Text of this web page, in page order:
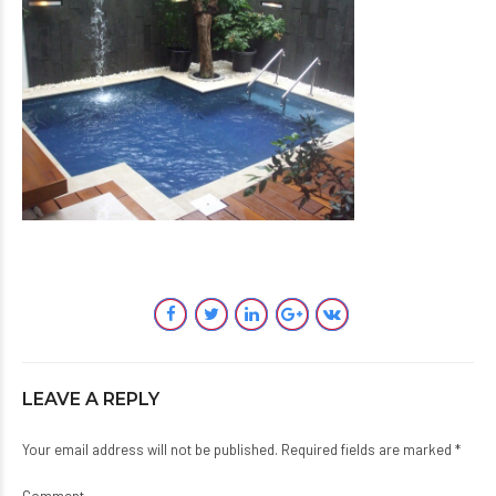
LEAVE A REPLY
Your email address will not be published. Required fields are marked *